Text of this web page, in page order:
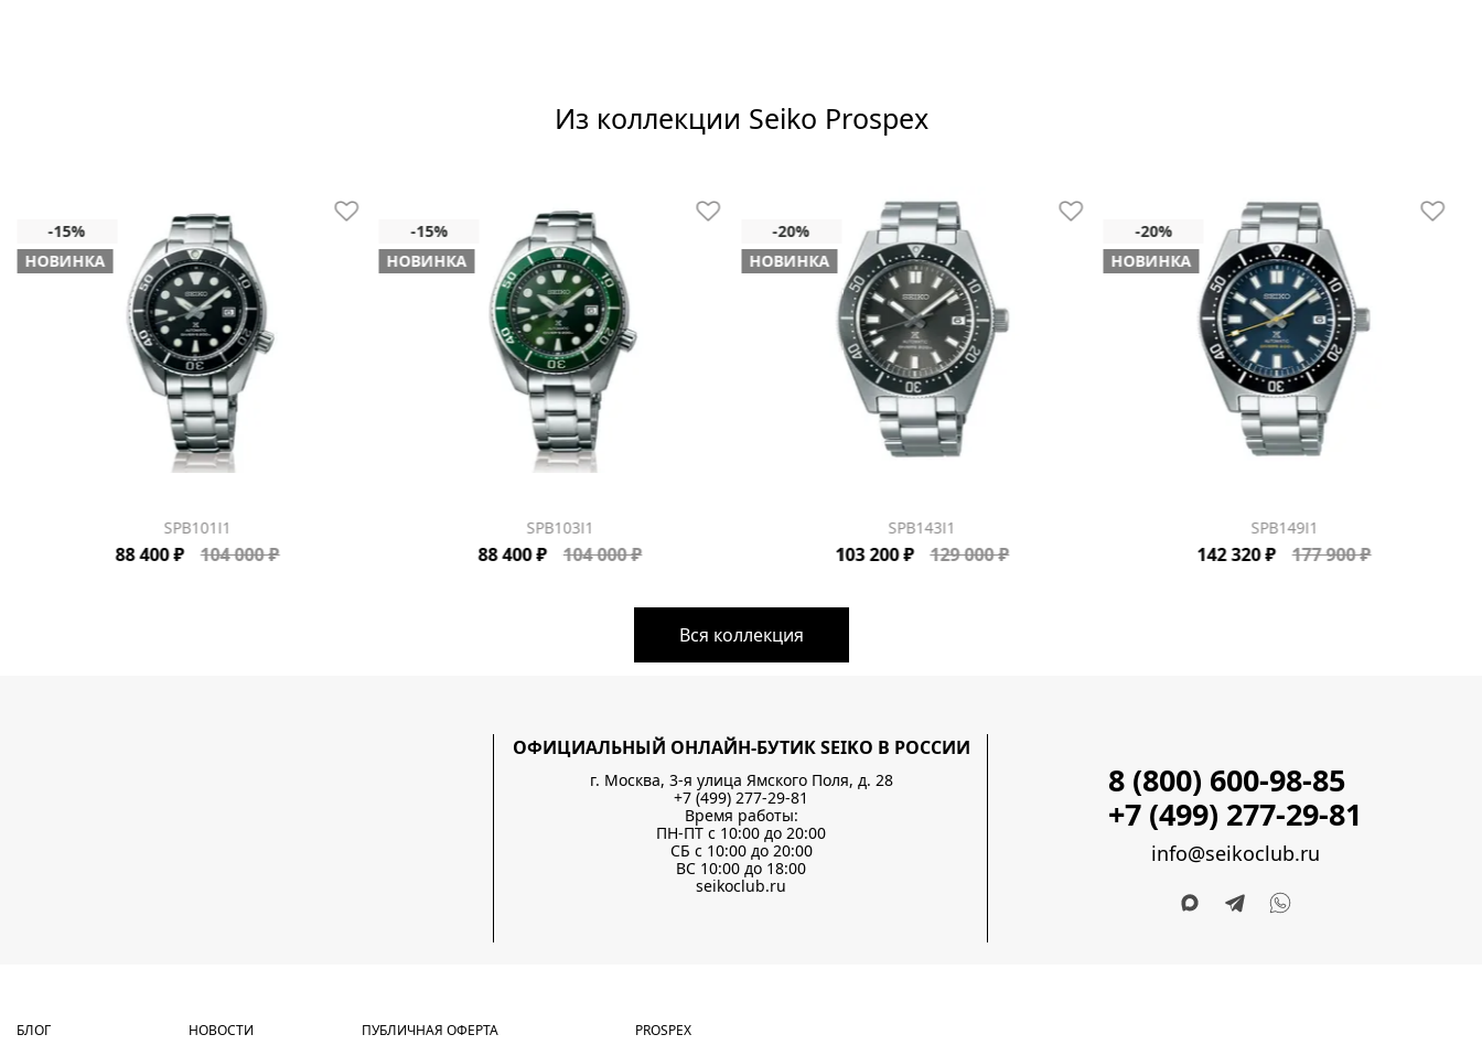
Из коллекции Seiko Prospex
НОВИНКА
SPB101J1
88 400 ₽ 104 000 ₽
НОВИНКА
SPB103J1
88 400 ₽ 104 000 ₽
НОВИНКА
SPB143J1
103 200 ₽ 129 000 ₽
НОВИНКА
SPB149J1
142 320 ₽ 177 900 ₽
Вся коллекция
ОФИЦИАЛЬНЫЙ ОНЛАЙН-БУТИК SEIKO В РОССИИ
г. Москва, 3-я улица Ямского Поля, д. 28
+7 (499) 277-29-81
Время работы:
ПН-ПТ с 10:00 до 20:00
СБ с 10:00 до 20:00
ВС 10:00 до 18:00
seikoclub.ru
8 (800) 600-98-85
+7 (499) 277-29-81
info@seikoclub.ru
БЛОГ НОВОСТИ ПУБЛИЧНАЯ ОФЕРТА PROSPEX